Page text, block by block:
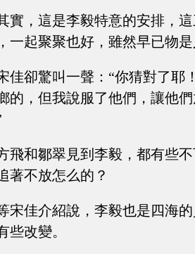
實，這是李毅特意的安排，
一起聚聚也好，雖然早已物
佳卻驚叫一聲：“你猜對了耶
的，但我說服了他們，讓他
飛和鄒翠見到李毅，都有些
著不放怎么的？
宋佳介紹說，李毅也是四海
些改變。